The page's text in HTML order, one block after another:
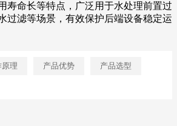
寿命长等特点，广泛用于水处理前置过
过滤等场景，有效保护后端设备稳定运
理 产品优势
产品选型